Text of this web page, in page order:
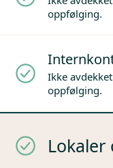
oppfølging.
Ikke
oppfølging.